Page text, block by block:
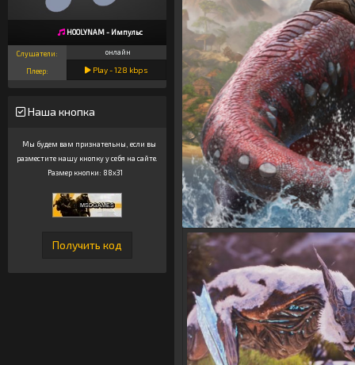
HOOLYNAM - Импульс
Слушатели: онлайн
Плеер: Play -128 kbps
Наша кнопка
Мы будем вам признательны, если вы
разместите нашу кнопку у себя на сайте.
Размер кнопки: 88x31